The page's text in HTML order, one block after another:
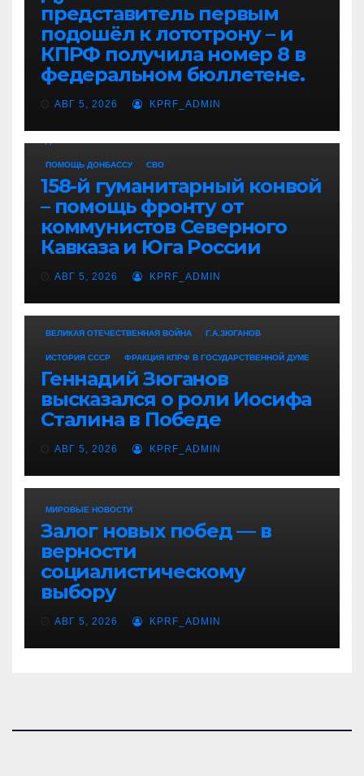
представитель первым
подошёл к лототрону – и
КПРФ получила номер 8 в
федеральном бюллетене.
АВГ 5, 2026 KPRF_ADMIN
ПОМОЩЬ ДОНБАССУ СВО
158-й гуманитарный конвой
– помощь фронту от
коммунистов Северного
Кавказа и Юга России
АВГ 5, 2026 KPRF_ADMIN
ВЕЛИКАЯ ОТЕЧЕСТВЕННАЯ ВОЙНА Г.А.ЗЮГАНОВ
ИСТОРИЯ СССР ФРАКЦИЯ КПРФ В ГОСУДАРСТВЕННОЙ ДУМЕ
Геннадий Зюганов
высказался о роли Иосифа
Сталина в Победе
АВГ 5, 2026 KPRF_ADMIN
МИРОВЫЕ НОВОСТИ
Залог новых побед — в
верности
социалистическому
выбору
АВГ 5, 2026 KPRF_ADMIN